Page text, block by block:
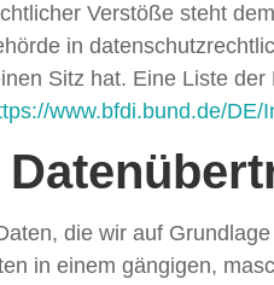
Verstöße steht
in
Sitz hat. Eine Liste
www.bfdi.bund.de/DE/
die wir auf
in einem gängigen,